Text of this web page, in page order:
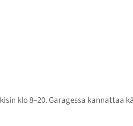
klo 8–20. Garagessa